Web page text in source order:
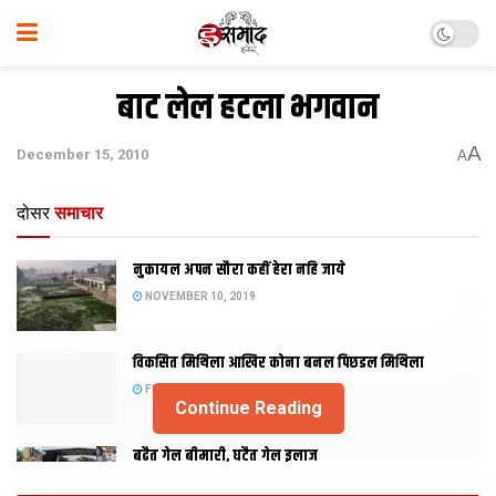
बाट लेल हटला भगवान
December 15, 2010 AA
दोसर समाचार
नुकायल अपन सौरा कहीं हेरा नहि जाये
NOVEMBER 10, 2019
विकसित मिथिला आखिर कोना बनल पिछडल मिथिला
FEBRUARY 23, 2019
बढैत गेल बीमारी, घटैत गेल इलाज
Continue Reading